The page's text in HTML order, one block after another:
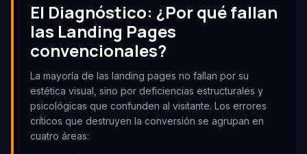
El Diagnóstico: ¿Por qué fallan
las Landing Pages
convencionales?
La mayoría de las landing pages no fallan por su
estética visual, sino por deficiencias estructurales y
psicológicas que confunden al visitante. Los errores
críticos que destruyen la conversión se agrupan en
cuatro áreas: